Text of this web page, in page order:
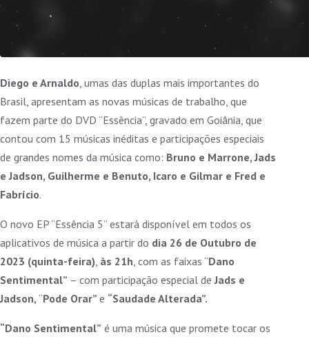
Diego e Arnaldo, umas das duplas mais importantes do
Brasil, apresentam as novas músicas de trabalho, que
fazem parte do DVD “Essência”, gravado em Goiânia, que
contou com 15 músicas inéditas e participações especiais
de grandes nomes da música como: Bruno e Marrone, Jads
e Jadson, Guilherme e Benuto, Icaro e Gilmar e Fred e
Fabrício.
O novo EP “Essência 5” estará disponível em todos os
aplicativos de música a partir do dia 26 de Outubro de
2023 (quinta-feira), às 21h, com as faixas “Dano
Sentimental” – com participação especial de Jads e
Jadson, “Pode Orar” e “Saudade Alterada”.
“Dano Sentimental” é uma música que promete tocar os